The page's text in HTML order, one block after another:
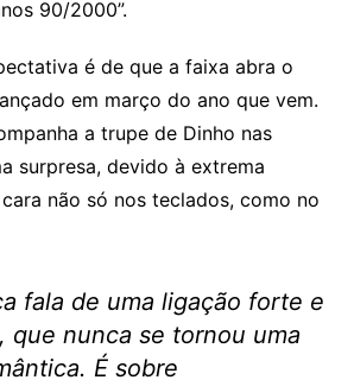
90/2000”.
é de que a faixa abra o
em março do ano que vem.
a trupe de Dinho nas
surpresa, devido à extrema
não só nos teclados, como no
fala de uma ligação forte e
que nunca se tornou uma
É sobre